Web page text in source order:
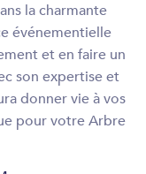
la charmante
événementielle
et en faire un
son expertise et
donner vie à vos
pour votre Arbre